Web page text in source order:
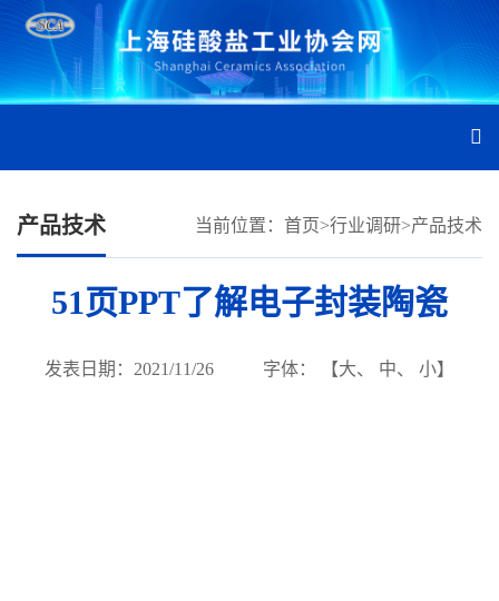
产品技术 当前位置： 首页>行业调研>产品技术
51页PPT了解电子封装陶瓷
发表日期：2021/11/26 字体： 【大、 中、 小】